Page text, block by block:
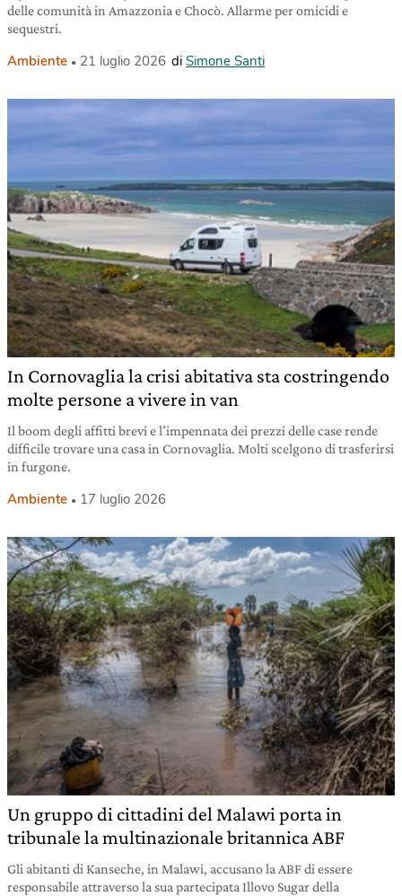
delle comunità in Amazzonia e Chocò. Allarme per omicidi e
sequestri.
Ambiente 21 luglio 2026 di Simone Santi
In Cornovaglia la crisi abitativa sta costringendo
molte persone a vivere in van
Il boom degli affitti brevi e l’impennata dei prezzi delle case rende
difficile trovare una casa in Cornovaglia. Molti scelgono di trasferirsi
in furgone.
Ambiente 17 luglio 2026
Un gruppo di cittadini del Malawi porta in
tribunale la multinazionale britannica ABF
Gli abitanti di Kanseche, in Malawi, accusano la ABF di essere
responsabile attraverso la sua partecipata Illovo Sugar della